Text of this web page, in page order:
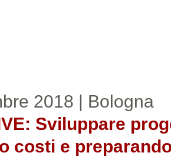
2018 | Bologna
Sviluppare
costi e